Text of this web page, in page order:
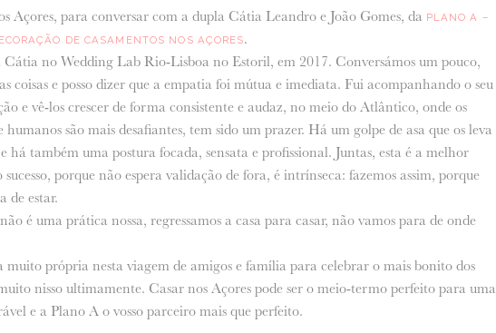
Açores, para conversar com a dupla Cátia Leandro e João Gomes, da PLANO A –
DE CASAMENTOS NOS AÇORES.
Cátia no Wedding Lab Rio-Lisboa no Estoril, em 2017. Conversámos um pouco,
coisas e posso dizer que a empatia foi mútua e imediata. Fui acompanhando o seu
e vê-los crescer de forma consistente e audaz, no meio do Atlântico, onde os
humanos são mais desafiantes, tem sido um prazer. Há um golpe de asa que os leva
há também uma postura focada, sensata e profissional. Juntas, esta é a melhor
porque não espera validação de fora, é intrínseca: fazemos assim, porque
de estar.
é uma prática nossa, regressamos a casa para casar, não vamos para de onde
muito própria nesta viagem de amigos e família para celebrar o mais bonito dos
nisso ultimamente. Casar nos Açores pode ser o meio-termo perfeito para uma
e a Plano A o vosso parceiro mais que perfeito.